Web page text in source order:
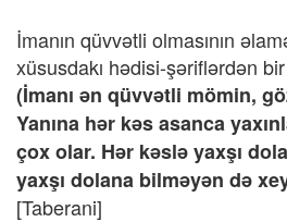
İmanın qüvvətli olmasının
xüsusdakı hədisi-şəriflərdən
(İmanı ən qüvvətli mömin,
Yanına hər kəs asanca
çox olar. Hər kəslə yaxşı
yaxşı dolana bilməyən də
[Taberani]